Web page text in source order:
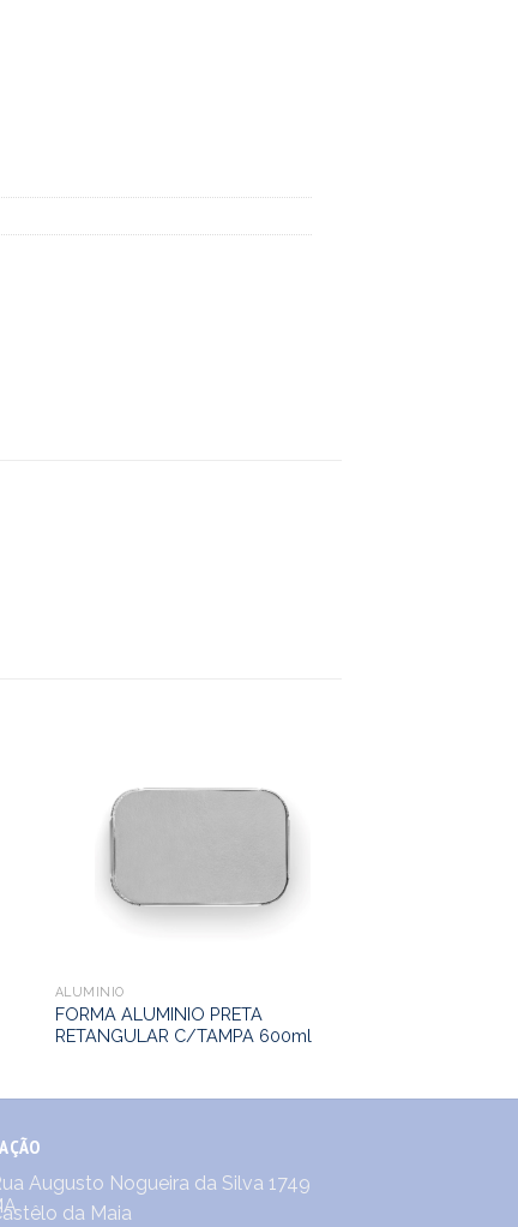
ALUMINIO
FORMA ALUMINIO PRETA
RETANGULAR C/TAMPA 600ml
Augusto Nogueira da Silva 1749
da Maia